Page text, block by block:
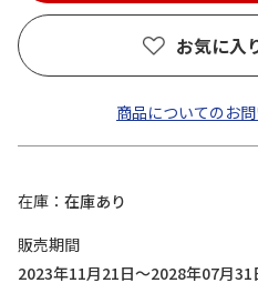
お気に入
商品についてのお
在庫
在庫あり
販売期間
2023年11月21日～2028年07月31